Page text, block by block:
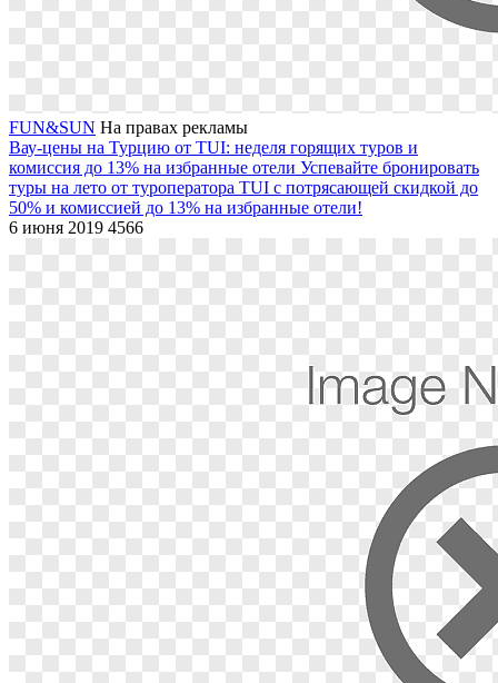
FUN&SUN На правах рекламы
Вау-цены на Турцию от TUI: неделя горящих туров и
комиссия до 13% на избранные отели Успевайте бронировать
туры на лето от туроператора TUI с потрясающей скидкой до
50% и комиссией до 13% на избранные отели!
6 июня 2019 4566